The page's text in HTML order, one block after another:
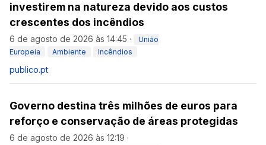
investirem na natureza devido aos custos
crescentes dos incêndios
6 de agosto de 2026 às 14:45 ·
União
Europeia
Ambiente Incêndios
publico.pt
Governo destina três milhões de euros para
reforço e conservação de áreas protegidas
6 de agosto de 2026 às 12:19 ·